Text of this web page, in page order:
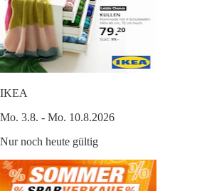
IKEA
Mo. 3.8. - Mo. 10.8.2026
Nur noch heute gültig